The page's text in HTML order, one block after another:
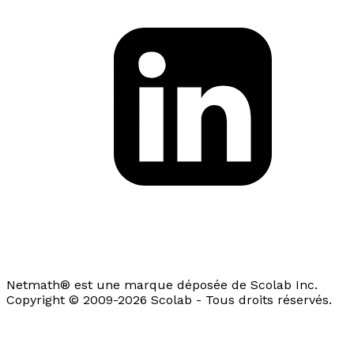
Netmath® est une marque déposée de Scolab Inc.
Copyright © 2009-2026 Scolab - Tous droits réservés.